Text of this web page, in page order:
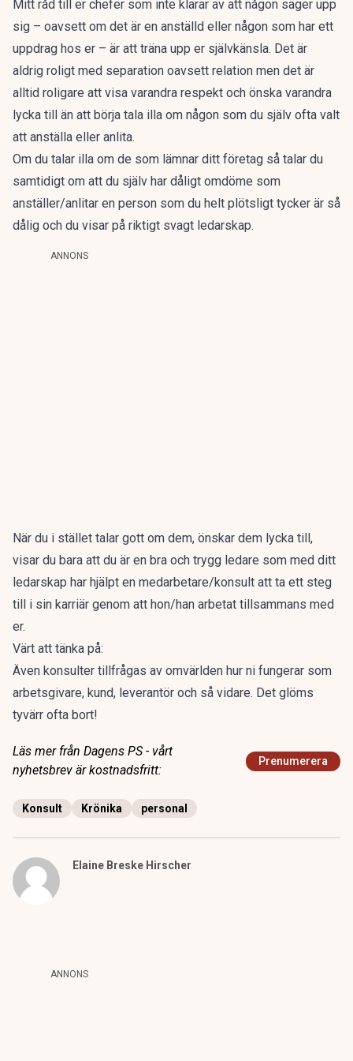
Mitt råd till er chefer som inte klarar av att någon säger upp
sig – oavsett om det är en anställd eller någon som har ett
uppdrag hos er – är att träna upp er självkänsla. Det är
aldrig roligt med separation oavsett relation men det är
alltid roligare att visa varandra respekt och önska varandra
lycka till än att börja tala illa om någon som du själv ofta valt
att anställa eller anlita.
Om du talar illa om de som lämnar ditt företag så talar du
samtidigt om att du själv har dåligt omdöme som
anställer/anlitar en person som du helt plötsligt tycker är så
dålig och du visar på riktigt svagt ledarskap.
ANNONS
När du i stället talar gott om dem, önskar dem lycka till,
visar du bara att du är en bra och trygg ledare som med ditt
ledarskap har hjälpt en medarbetare/konsult att ta ett steg
till i sin karriär genom att hon/han arbetat tillsammans med
er.
Värt att tänka på:
Även konsulter tillfrågas av omvärlden hur ni fungerar som
arbetsgivare, kund, leverantör och så vidare. Det glöms
tyvärr ofta bort!
Läs mer från Dagens PS - vårt
nyhetsbrev är kostnadsfritt:
Prenumerera
Konsult Krönika personal
Elaine Breske Hirscher
ANNONS